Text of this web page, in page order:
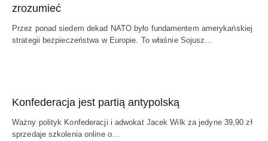
zrozumieć
Przez ponad siedem dekad NATO było fundamentem amerykańskiej
strategii bezpieczeństwa w Europie. To właśnie Sojusz…
Konfederacja jest partią antypolską
Ważny polityk Konfederacji i adwokat Jacek Wilk za jedyne 39,90 zł
sprzedaje szkolenia online o…